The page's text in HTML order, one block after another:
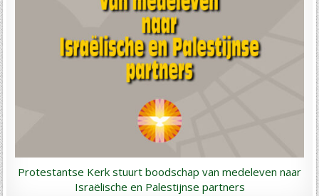
Protestantse Kerk stuurt boodschap van medeleven naar
Israëlische en Palestijnse partners